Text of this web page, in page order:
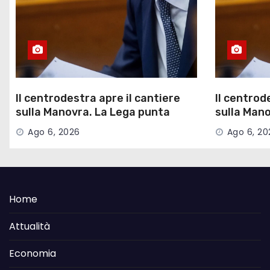
Il centrodestra apre il cantiere
sulla Manovra. La Lega punta
sulle pensioni
Ago 6, 2026
Il
sulla
sulleAgo 6,
Home
Attualità
Economia